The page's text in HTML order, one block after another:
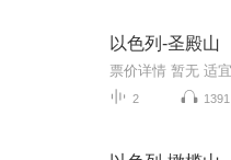
以色列-圣殿山
2 1391